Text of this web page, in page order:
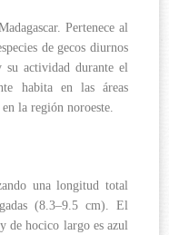
Pertenece al
de gecos diurnos
su actividad durante el
habita en las áreas
en la región noroeste.
una longitud total
(8.3–9.5 cm). El
de hocico largo es azul